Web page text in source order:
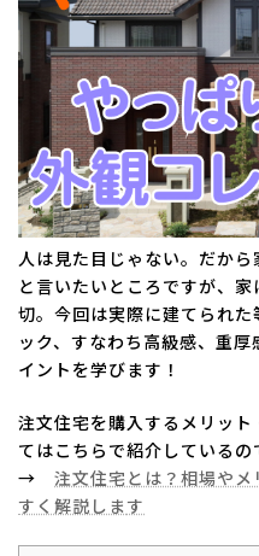
人は見た目じゃない。だから
と言いたいところですが、
切。今回は実際に建てられ
ック、すなわち高級感、重
イントを学びます！
注文住宅を購入するメリッ
てはこちらで紹介しているの
→ 注文住宅とは？相場や
すく解説します